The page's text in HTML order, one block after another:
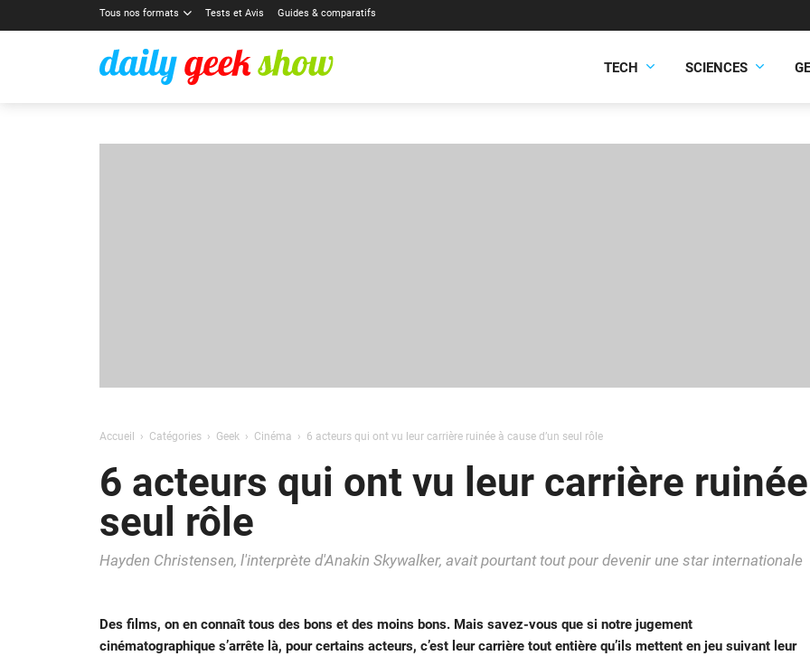
Tous nos formats Tests et Avis Guides & comparatifs
TECH SCIENCES
Accueil Catégories Geek Cinéma 6 acteurs qui ont vu leur carrière ruinée à cause d’un seul rôle
6 acteurs qui ont vu leur carrière ruinée
seul rôle
Hayden Christensen, l'interprète d'Anakin Skywalker, avait pourtant tout pour devenir une star internationale
Des films, on en connaît tous des bons et des moins bons. Mais savez-vous que si notre jugement
cinématographique s’arrête là, pour certains acteurs, c’est leur carrière tout entière qu’ils mettent en jeu suivant leur